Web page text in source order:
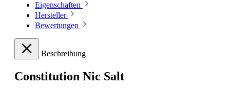
Eigenschaften
Hersteller
Bewertungen
Beschreibung
Constitution Nic Salt